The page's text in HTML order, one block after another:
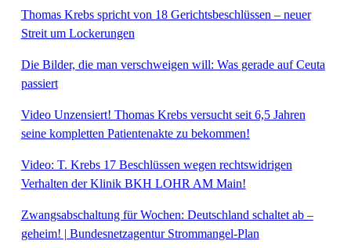
Thomas Krebs spricht von 18 Gerichtsbeschlüssen – neuer
Streit um Lockerungen
Die Bilder, die man verschweigen will: Was gerade auf Ceuta
passiert
Video Unzensiert! Thomas Krebs versucht seit 6,5 Jahren
seine kompletten Patientenakte zu bekommen!
Video: T. Krebs 17 Beschlüssen wegen rechtswidrigen
Verhalten der Klinik BKH LOHR AM Main!
Zwangsabschaltung für Wochen: Deutschland schaltet ab –
geheim! | Bundesnetzagentur Strommangel-Plan